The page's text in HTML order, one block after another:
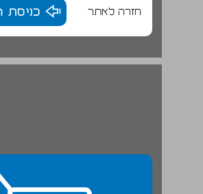
חזרה לאתר כניסת
פרק 2 - ענישה קולקטיבית: הגדרה ופרמטרים להערכתה ... 27